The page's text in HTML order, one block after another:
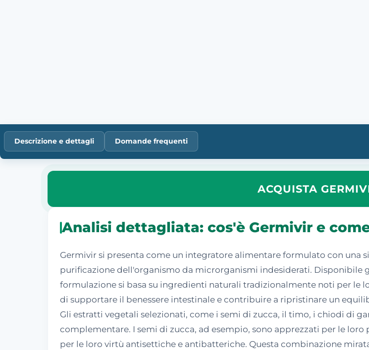
Descrizione e dettagli Domande frequenti
ACQUISTA
Analisi dettagliata: cos'è Germivir e
Germivir si presenta come un integratore alimentare formulato con
purificazione dell'organismo da microrganismi indesiderati. Disponibile
formulazione si basa su ingredienti naturali tradizionalmente noti per le
di supportare il benessere intestinale e contribuire a ripristinare un
Gli estratti vegetali selezionati, come i semi di zucca, il timo, i chiodi di
complementare. I semi di zucca, ad esempio, sono apprezzati per le
per le loro virtù antisettiche e antibatteriche. Questa combinazione